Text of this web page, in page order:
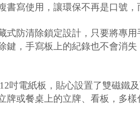
寫使用，讓環保不再是口號，
式防清除鎖定設計，只要將專
鍵，手寫板上的紀錄也不會消
吋電紙板，貼心設置了雙磁鐵
牌或餐桌上的立牌、看板，多